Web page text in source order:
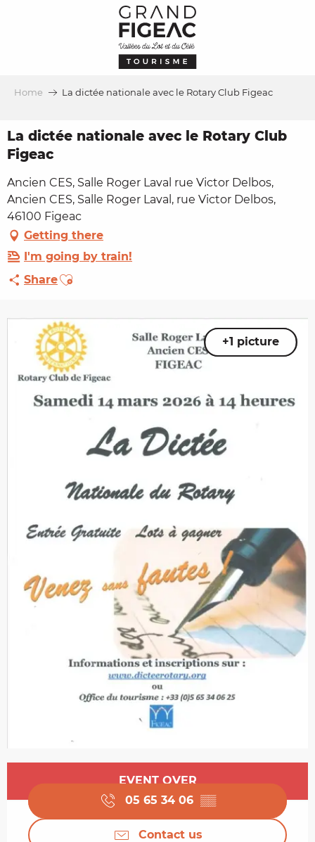
Home La dictée nationale avec le Rotary Club Figeac
La dictée nationale avec le Rotary Club
Figeac
Ancien CES, Salle Roger Laval rue Victor Delbos,
Ancien CES, Salle Roger Laval, rue Victor Delbos,
46100 Figeac
Getting there
I'm going by train!
ShareAjouter aux favoris
+1 picture
Opening hours & contact details
EVENT OVER
05 65 34 06 ▒▒
Contact us